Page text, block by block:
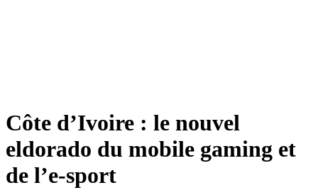
Côte d’Ivoire : le nouvel
eldorado du mobile gaming et
de l’e-sport